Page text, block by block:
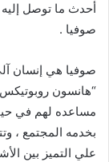
أحدث ما توصل
صوفيا .
صوفيا هي إنسان
“هانسون
مساعده لهم في
بخدمه المجتمع ،
علي التميز بين